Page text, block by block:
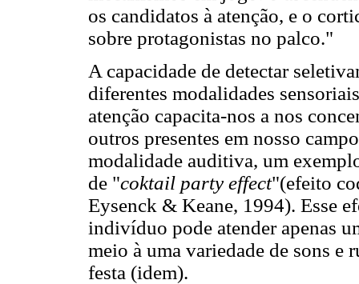
os candidatos à atenção, e o
sobre protagonistas no palco."
A capacidade de detectar
diferentes modalidades
atenção capacita-nos a nos
outros presentes em nosso
modalidade auditiva, um
de "coktail party effect"(efeito
Eysenck & Keane, 1994). Esse
indivíduo pode atender apenas
meio à uma variedade de sons e
festa (idem).